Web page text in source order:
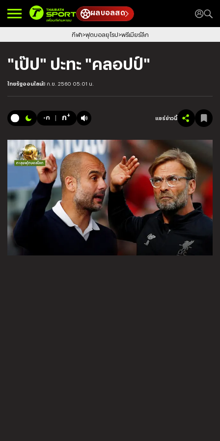
ผลบอลสด
กีฬา ฟุตบอลยุโรป พรีเมียร์ลีก
"เป๊ป" ปะทะ "คลอปป์"
ไทยรัฐออนไลน์8 ก.ย. 2560 05:01 น.
-ก ก+ แชร์ข่าวนี้